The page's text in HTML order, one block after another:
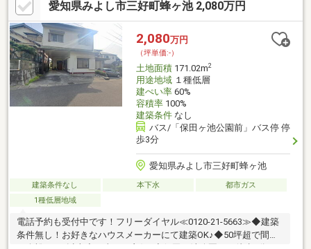
力の売土地です。建築条件はなく、お客様のライフスタイルに合
わせた自由な住まいづくりが可能。平屋住宅や広いお庭付き住
宅、複数台駐車スペースなど、多彩なプランをご検討いただけま
す。
愛知県みよし市三好町蜂ヶ池 2,080万円
2,080万円
（坪単価:-）
土地面積171.02m2
用途地域１種低層
建ぺい率60%
容積率100%
建築条件なし
バス/「保田ヶ池公園前」バス停 停
歩3分
愛知県みよし市三好町蜂ヶ池
建築条件なし 本下水
都市ガス
1種低層地域
電話予約も受付中です！フリーダイヤル≪0120-21-5663≫◆建築
条件無し！お好きなハウスメーカーにて建築OK♪◆50坪超で間口